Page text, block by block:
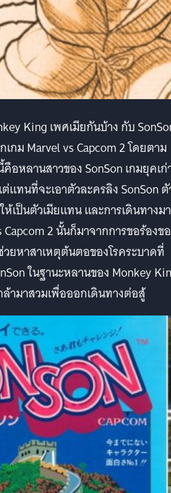
King เพศเมียกันบ้าง กับ
กม Marvel vs Capcom 2 โดยตาม
คือหลานสาวของ SonSon เกมยุคเก่
แทนที่จะเอาตัวละครลิง SonSon
ป็นตัวเมียแทน และการเดินทางมา
2 นั้นก็มาจากการขอร้องข
ยหาสาเหตุต้นตอของโรคระบาดที่
ในฐานะหลานของ Monkey
ามาสวมเพื่อออกเดินทางต่อสู้